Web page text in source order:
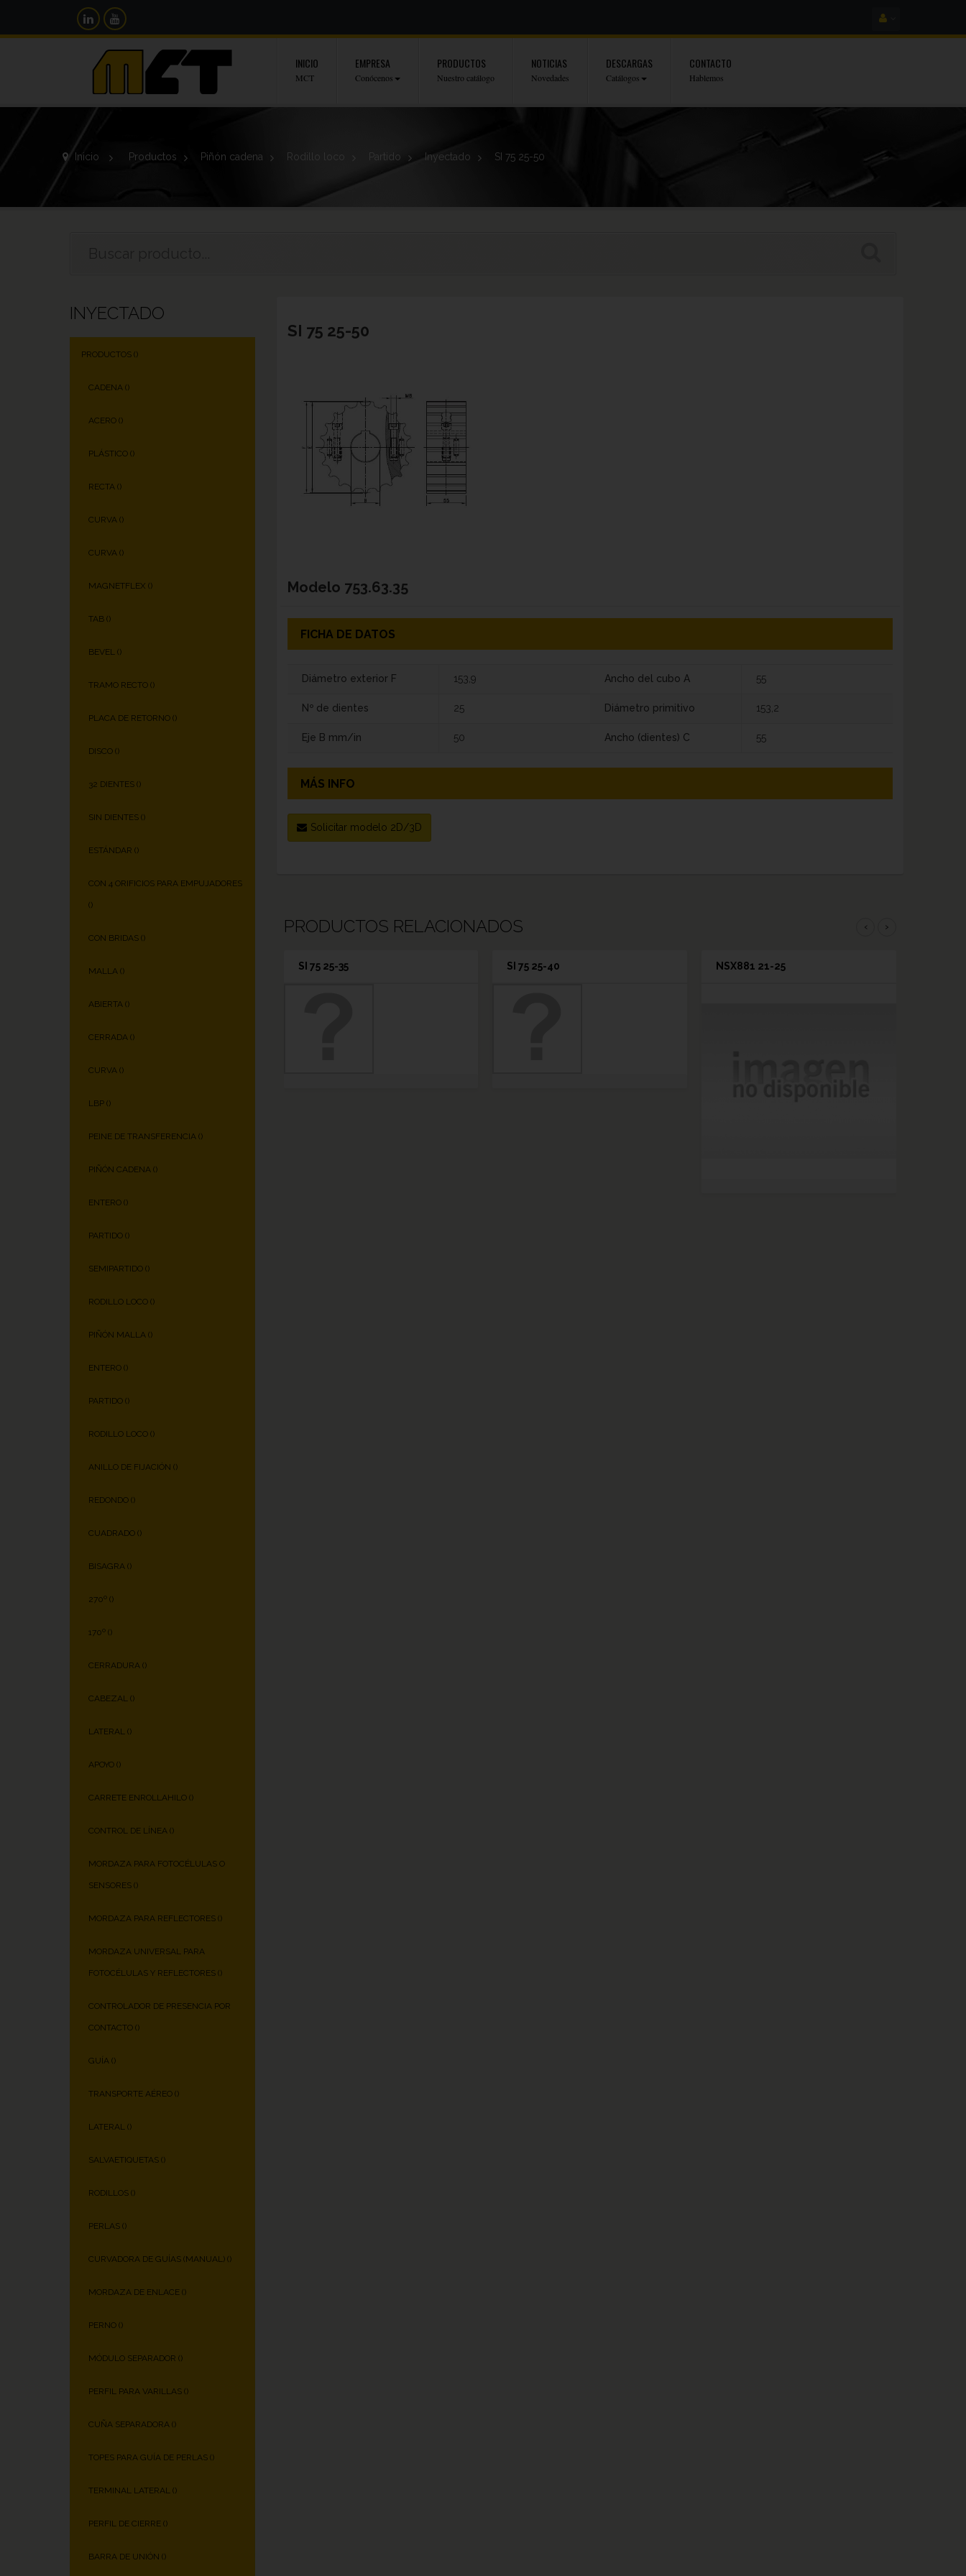
INICIO
MCT
EMPRESA
Conócenos
PRODUCTOS
Nuestro catálogo
NOTICIAS
Novedades
DESCARGAS
Catálogos
CONTACTO
Hablemos
Inicio > Productos > Piñón cadena > Rodillo loco > Partido > Inyectado > SI 75 25-50
INYECTADO
PRODUCTOS ()
CADENA ()
ACERO ()
PLÁSTICO ()
RECTA ()
CURVA ()
CURVA ()
MAGNETFLEX ()
TAB ()
BEVEL ()
TRAMO RECTO ()
PLACA DE RETORNO ()
DISCO ()
32 DIENTES ()
SIN DIENTES ()
ESTÁNDAR ()
CON 4 ORIFICIOS PARA EMPUJADORES
()
CON BRIDAS ()
MALLA ()
ABIERTA ()
CERRADA ()
CURVA ()
LBP ()
PEINE DE TRANSFERENCIA ()
PIÑÓN CADENA ()
ENTERO ()
PARTIDO ()
SEMIPARTIDO ()
RODILLO LOCO ()
PIÑÓN MALLA ()
ENTERO ()
PARTIDO ()
RODILLO LOCO ()
ANILLO DE FIJACIÓN ()
REDONDO ()
CUADRADO ()
BISAGRA ()
270º ()
170º ()
CERRADURA ()
CABEZAL ()
LATERAL ()
APOYO ()
CARRETE ENROLLAHILO ()
CONTROL DE LÍNEA ()
MORDAZA PARA FOTOCÉLULAS O
SENSORES ()
MORDAZA PARA REFLECTORES ()
MORDAZA UNIVERSAL PARA
FOTOCÉLULAS Y REFLECTORES ()
CONTROLADOR DE PRESENCIA POR
CONTACTO ()
GUÍA ()
TRANSPORTE AÉREO ()
LATERAL ()
SALVAETIQUETAS ()
RODILLOS ()
PERLAS ()
CURVADORA DE GUÍAS (MANUAL) ()
MORDAZA DE ENLACE ()
PERNO ()
MÓDULO SEPARADOR ()
PERFIL PARA VARILLAS ()
CUÑA SEPARADORA ()
TOPES PARA GUÍA DE PERLAS ()
TERMINAL LATERAL ()
PERFIL DE CIERRE ()
BARRA DE UNIÓN ()
SI 75 25-50
Modelo 753.63.35
FICHA DE DATOS
Diámetro exterior F 153,9
Nº de dientes 25
Eje B mm/in 50
Ancho del cubo A 55
Diámetro primitivo 153,2
Ancho (dientes) C 55
MÁS INFO
Solicitar modelo 2D/3D
PRODUCTOS RELACIONADOS ‹ ›
SI 75 25-35 SI 75 25-40 NSX881 21-25